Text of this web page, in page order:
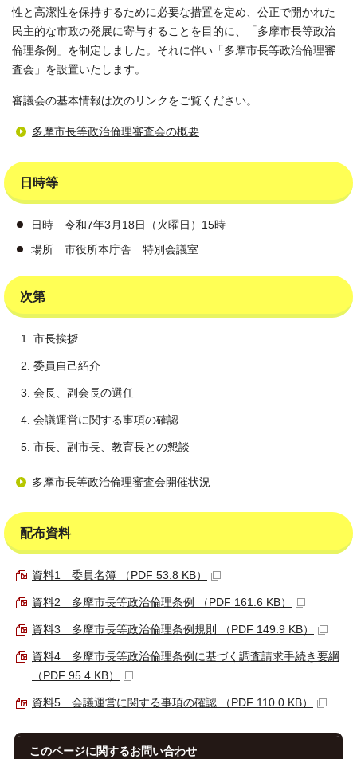
性と高潔性を保持するために必要な措置を定め、公正で開かれた
民主的な市政の発展に寄与することを目的に、「多摩市長等政治
倫理条例」を制定しました。それに伴い「多摩市長等政治倫理審
査会」を設置いたします。
審議会の基本情報は次のリンクをご覧ください。
多摩市長等政治倫理審査会の概要
日時等
日時 令和7年3月18日（火曜日）15時
場所 市役所本庁舎 特別会議室
次第
市長挨拶
委員自己紹介
会長、副会長の選任
会議運営に関する事項の確認
市長、副市長、教育長との懇談
多摩市長等政治倫理審査会開催状況
配布資料
資料1 委員名簿 （PDF 53.8 KB）
資料2 多摩市長等政治倫理条例 （PDF 161.6 KB）
資料3 多摩市長等政治倫理条例規則 （PDF 149.9 KB）
資料4 多摩市長等政治倫理条例に基づく調査請求手続き要綱
（PDF 95.4 KB）
資料5 会議運営に関する事項の確認 （PDF 110.0 KB）
このページに関するお問い合わせ